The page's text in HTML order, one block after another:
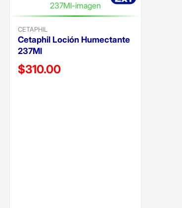
CETAPHIL
Cetaphil Loción Humectante
237Ml
Precio reducido de
$310.00